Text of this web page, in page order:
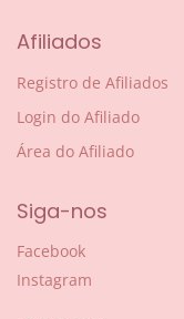
Afiliados
Registro de Afiliados
Login do Afiliado
Área do Afiliado
Siga-nos
Facebook
Instagram